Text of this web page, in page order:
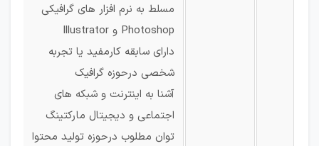
مسلط به نرم افزار های گرافیکی
Photoshop و Illustrator
دارای سابقه کارمفید یا تجربه
شخصی درحوزه گرافیک
آشنا به اینترنت و شبکه های
اجتماعی و دیجیتال مارکتینگ
توان مطلوب درحوزه تولید محتوا